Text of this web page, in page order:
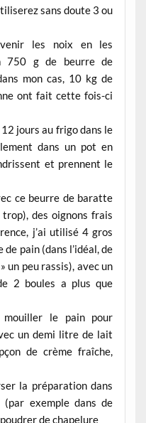
sans doute 3 ou
les noix en les
750 g de beurre de
mon cas, 10 kg de
ont fait cette fois-ci
jours au frigo dans le
dans un pot en
et prennent le
ce beurre de baratte
des oignons frais
j’ai utilisé 4 gros
pain (dans l’idéal, de
un peu rassis), avec un
2 boules a plus que
le pain pour
un demi litre de lait
de crème fraîche,
la préparation dans
(par exemple dans de
de chapelure